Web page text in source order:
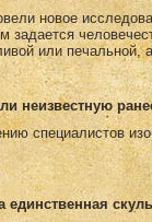
новое
задается
или
неизвестную
специалистов
единственная